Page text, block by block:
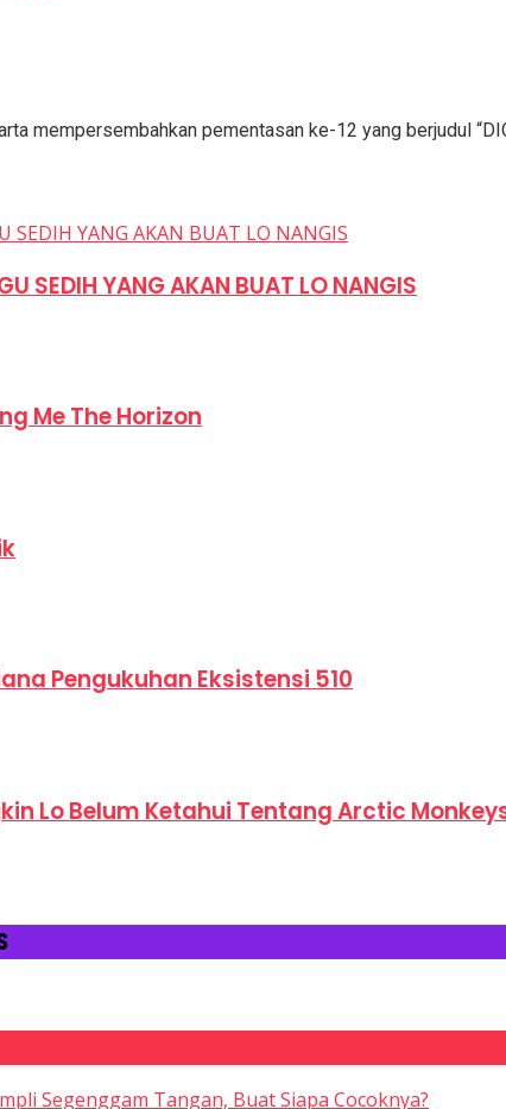
mempersembahkan pementasan ke-12 yang berjudul
SEDIH YANG AKAN BUAT LO NANGIS
Me The Horizon
Pengukuhan Eksistensi 510
Lo Belum Ketahui Tentang Arctic